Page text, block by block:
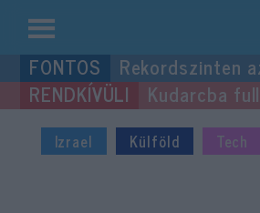
Kilépés
a
tartalomba
Rekordszinten
Kudarcba
Izrael Külföld Tech